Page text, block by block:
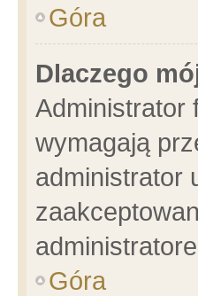
Góra
Dlaczego
Administrator
wymagają
administrator
Góra